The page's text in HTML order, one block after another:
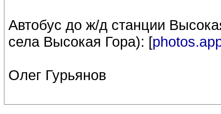
Автобус до ж/д станции
села Высокая Гора): [
Олег Гурьянов